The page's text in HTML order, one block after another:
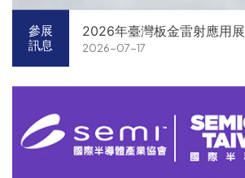
參展
訊息
2026年臺灣板金雷射應用展
2026-07-17